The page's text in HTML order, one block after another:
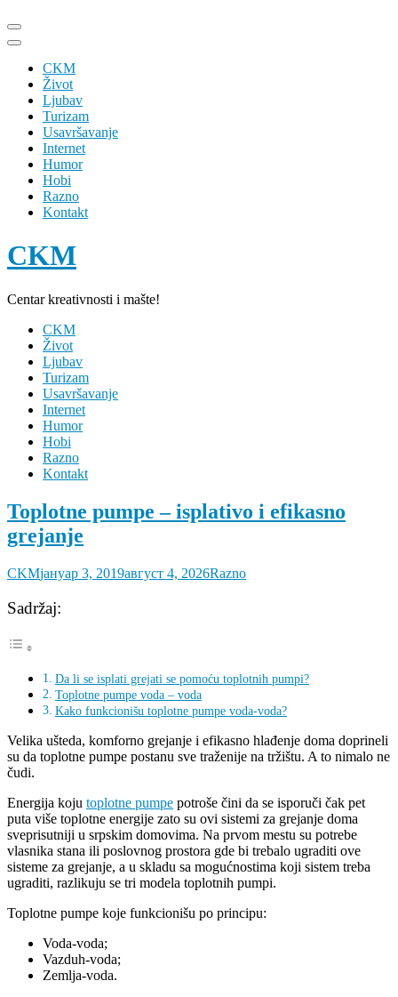
Skip
to
(Press
Enter)
CKM
Život
Ljubav
Turizam
Usavršavanje
Internet
Humor
Hobi
Razno
Kontakt
CKM
Centar kreativnosti i mašte!
CKM
Život
Ljubav
Turizam
Usavršavanje
Internet
Humor
Hobi
Razno
Kontakt
Toplotne pumpe – isplativo i efikasno
grejanje
CKMјануар 3, 2019август 4, 2026Razno
Sadržaj:
Da li se isplati grejati se pomoću toplotnih pumpi?
Toplotne pumpe voda – voda
Kako funkcionišu toplotne pumpe voda-voda?
Velika ušteda, komforno grejanje i efikasno hlađenje doma doprineli
su da toplotne pumpe postanu sve traženije na tržištu. A to nimalo ne
čudi.
Energija koju toplotne pumpe potroše čini da se isporuči čak pet
puta više toplotne energije zato su ovi sistemi za grejanje doma
sveprisutniji u srpskim domovima. Na prvom mestu su potrebe
vlasnika stana ili poslovnog prostora gde bi trebalo ugraditi ove
sisteme za grejanje, a u skladu sa mogućnostima koji sistem treba
ugraditi, razlikuju se tri modela toplotnih pumpi.
Toplotne pumpe koje funkcionišu po principu:
Voda-voda;
Vazduh-voda;
Zemlja-voda.